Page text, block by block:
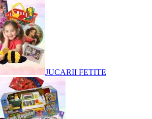
JUCARII FETITE